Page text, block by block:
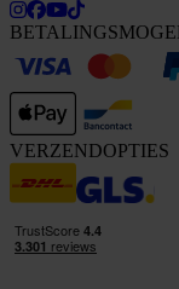
VERZENDOPTIES